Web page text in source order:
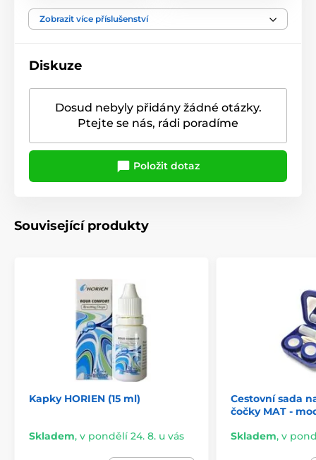
Zobrazit více příslušenství
Diskuze
Dosud nebyly přidány žádné otázky.
Ptejte se nás, rádi poradíme
Položit dotaz
Související produkty
Kapky HORIEN (15 ml)
Skladem, v pondělí 24. 8. u vás
Cestovní sada
čočky MAT -
Skladem, v